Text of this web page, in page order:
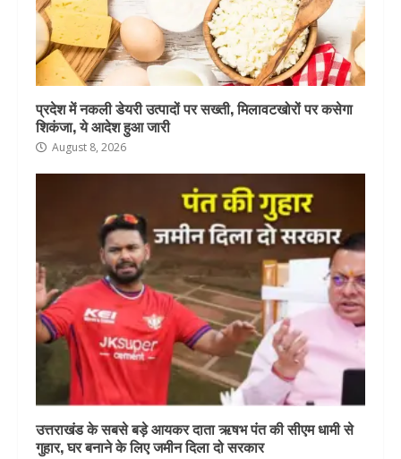
प्रदेश में नकली डेयरी उत्पादों पर सख्ती, मिलावटखोरों पर कसेगा
शिकंजा, ये आदेश हुआ जारी
August 8, 2026
उत्तराखंड के सबसे बड़े आयकर दाता ऋषभ पंत की सीएम धामी से
गुहार, घर बनाने के लिए जमीन दिला दो सरकार